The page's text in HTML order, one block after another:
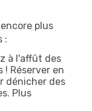
plus
:
à l'affût des
! Réserver en
dénicher des
Plus